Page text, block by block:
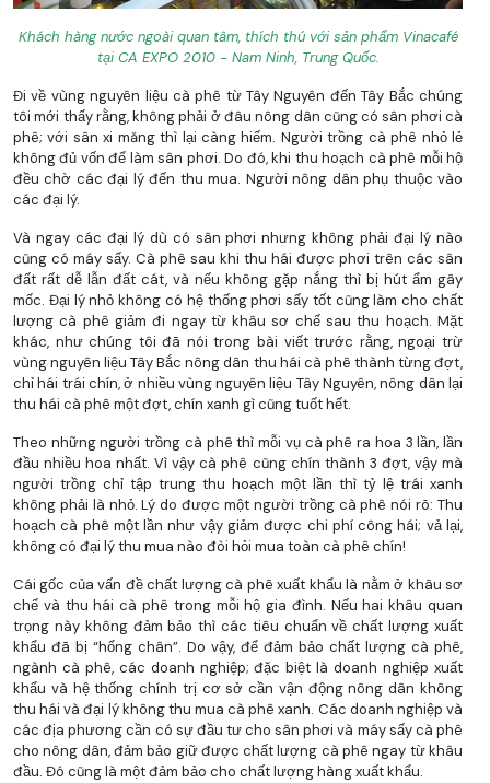
Khách hàng nước ngoài quan tâm, thích thú với sản phẩm Vinacafé
tại CA EXPO 2010 - Nam Ninh, Trung Quốc.
Đi về vùng nguyên liệu cà phê từ Tây Nguyên đến Tây Bắc chúng
tôi mới thấy rằng, không phải ở đâu nông dân cũng có sân phơi cà
phê; với sân xi măng thì lại càng hiếm. Người trồng cà phê nhỏ lẻ
không đủ vốn để làm sân phơi. Do đó, khi thu hoạch cà phê mỗi hộ
đều chờ các đại lý đến thu mua. Người nông dân phụ thuộc vào
các đại lý.
Và ngay các đại lý dù có sân phơi nhưng không phải đại lý nào
cũng có máy sấy. Cà phê sau khi thu hái được phơi trên các sân
đất rất dễ lẫn đất cát, và nếu không gặp nắng thì bị hút ẩm gây
mốc. Đại lý nhỏ không có hệ thống phơi sấy tốt cũng làm cho chất
lượng cà phê giảm đi ngay từ khâu sơ chế sau thu hoạch. Mặt
khác, như chúng tôi đã nói trong bài viết trước rằng, ngoại trừ
vùng nguyên liệu Tây Bắc nông dân thu hái cà phê thành từng đợt,
chỉ hái trái chín, ở nhiều vùng nguyên liệu Tây Nguyên, nông dân lại
thu hái cà phê một đợt, chín xanh gì cũng tuốt hết.
Theo những người trồng cà phê thì mỗi vụ cà phê ra hoa 3 lần, lần
đầu nhiều hoa nhất. Vì vậy cà phê cũng chín thành 3 đợt, vậy mà
người trồng chỉ tập trung thu hoạch một lần thì tỷ lệ trái xanh
không phải là nhỏ. Lý do được một người trồng cà phê nói rõ: Thu
hoạch cà phê một lần như vậy giảm được chi phí công hái; vả lại,
không có đại lý thu mua nào đòi hỏi mua toàn cà phê chín!
Cái gốc của vấn đề chất lượng cà phê xuất khẩu là nằm ở khâu sơ
chế và thu hái cà phê trong mỗi hộ gia đình. Nếu hai khâu quan
trọng này không đảm bảo thì các tiêu chuẩn về chất lượng xuất
khẩu đã bị “hổng chân”. Do vậy, để đảm bảo chất lượng cà phê,
ngành cà phê, các doanh nghiệp; đặc biệt là doanh nghiệp xuất
khẩu và hệ thống chính trị cơ sở cần vận động nông dân không
thu hái và đại lý không thu mua cà phê xanh. Các doanh nghiệp và
các địa phương cần có sự đầu tư cho sân phơi và máy sấy cà phê
cho nông dân, đảm bảo giữ được chất lượng cà phê ngay từ khâu
đầu. Đó cũng là một đảm bảo cho chất lượng hàng xuất khẩu.